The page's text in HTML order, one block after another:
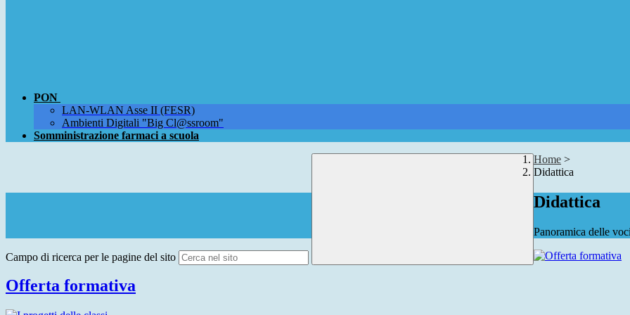
PON
LAN-WLAN Asse II (FESR)
Ambienti Digitali "Big Cl@ssroom"
Somministrazione farmaci a scuola
Campo di ricerca per le pagine del sito
Home >
Didattica
Didattica
Panoramica delle
Offerta formativa